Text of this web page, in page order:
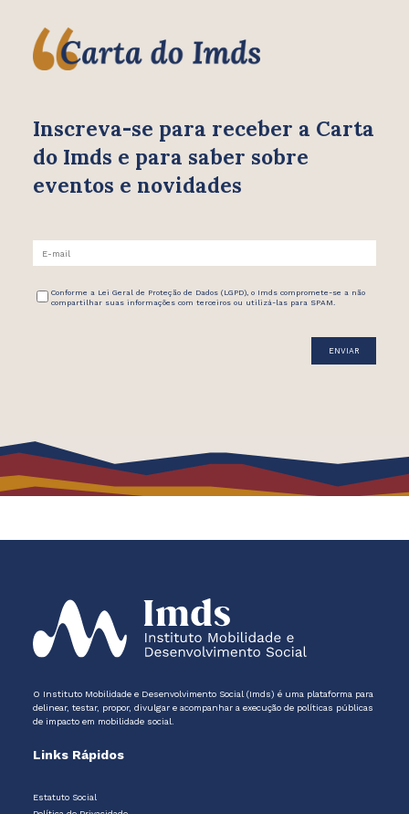
Inscreva-se para receber a Carta
do Imds e para saber sobre
eventos e novidades
Conforme a Lei Geral de Proteção de Dados (LGPD), o Imds compromete-se a não
compartilhar suas informações com terceiros ou utilizá-las para SPAM.
O Instituto Mobilidade e Desenvolvimento Social (Imds) é uma plataforma para
delinear, testar, propor, divulgar e acompanhar a execução de políticas públicas
de impacto em mobilidade social.
Links Rápidos
Estatuto Social